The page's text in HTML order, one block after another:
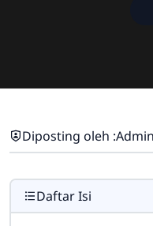
Diposting oleh :Admin
Daftar Isi